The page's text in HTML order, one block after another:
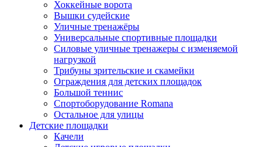
Хоккейные ворота
Вышки судейские
Уличные тренажёры
Универсальные спортивные площадки
Силовые уличные тренажеры с изменяемой
нагрузкой
Трибуны зрительские и скамейки
Ограждения для детских площадок
Большой теннис
Спортоборудование Romana
Остальное для улицы
Детские площадки
Качели